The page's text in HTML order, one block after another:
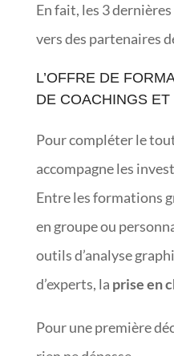
En fait, les 3
vers des partenaires
L’OFFRE DE
DE COACHINGS ET
Pour compléter le
accompagne les
Entre les formations
en groupe ou
outils d’analyse
d’experts, la prise en
Pour une première